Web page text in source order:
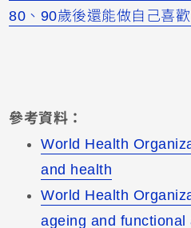
80、90歲後還能做自己喜
參考資料：
World Health
and health
World Health
ageing and functional